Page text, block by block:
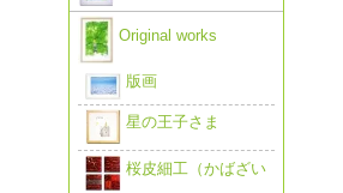
Original works
版画
星の王子さま
桜皮細工（かばざい